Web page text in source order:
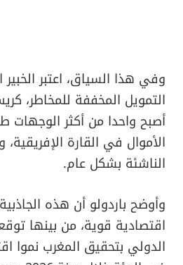
وفي هذا السياق، اعتبر
التمويل المخففة للمخاطر،
أصبح واحدا من أكثر
الأموال في القارة
الناشئة بشكل عام.
وأوضح باردولو أن هذه
اقتصادية قوية، من بينها